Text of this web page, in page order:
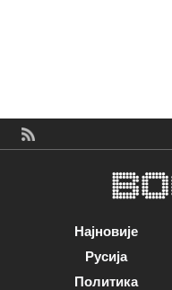
Најновије
Русија
Политика